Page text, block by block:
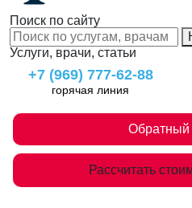
Поиск по сайту
Услуги, врачи, статьи
+7 (969) 777-62-88
горячая линия
Обратный
Рассчитать